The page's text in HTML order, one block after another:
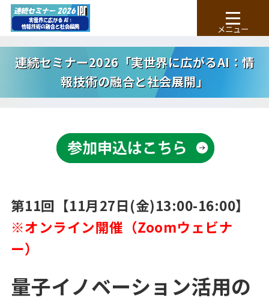
連続セミナー2026「実世界に広がるAI：情
報技術の融合と社会展開」
第11回【11月27日(金)13:00-16:00】
※オンライン開催（Zoomウェビナ
ー）
量子イノベーション活用の